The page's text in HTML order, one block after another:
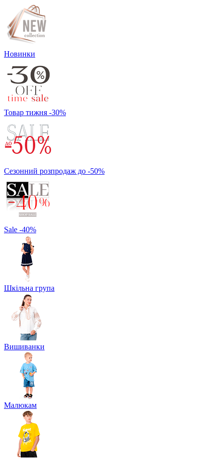
Новинки
Товар тижня -30%
Сезонний розпродаж до -50%
Sale -40%
Шкільна група
Вишиванки
Малюкам